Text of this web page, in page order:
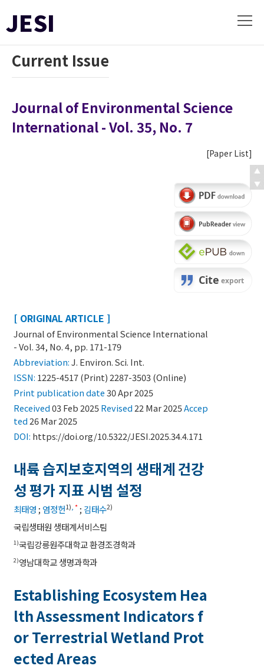
JESI
Current Issue
Journal of Environmental Science
International - Vol. 35, No. 7
[Paper List]
[ ORIGINAL ARTICLE ]
Journal of Environmental Science International
- Vol. 34, No. 4, pp. 171-179
Abbreviation:J. Environ. Sci. Int.
ISSN: 1225-4517 (Print) 2287-3503 (Online)
Print publication date30 Apr 2025
Received03 Feb 2025Revised 22 Mar 2025Accep
ted 26 Mar 2025
DOI: https://doi.org/10.5322/JESI.2025.34.4.171
내륙 습지보호지역의 생태계 건강
성 평가 지표 시범 설정
최태영 ; 염정헌1) * ; 김태수2)
국립생태원 생태계서비스팀
1)국립강릉원주대학교 환경조경학과
2)영남대학교 생명과학과
Establishing Ecosystem Hea
lth Assessment Indicators f
or Terrestrial Wetland Prot
ected Areas